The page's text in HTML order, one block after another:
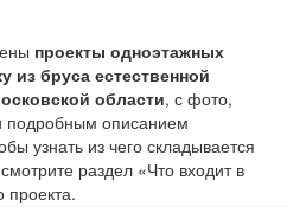
проекты одноэтажных
из бруса естественной
области, с фото,
подробным описанием
узнать из чего складывается
раздел «Что входит в
проекта.